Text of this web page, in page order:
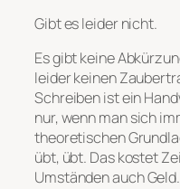
Gibt es leider nicht.
Es gibt keine
leider keinen
Schreiben ist ein
nur, wenn man sich
theoretischen
übt, übt. Das kostet
Umständen auch Geld.